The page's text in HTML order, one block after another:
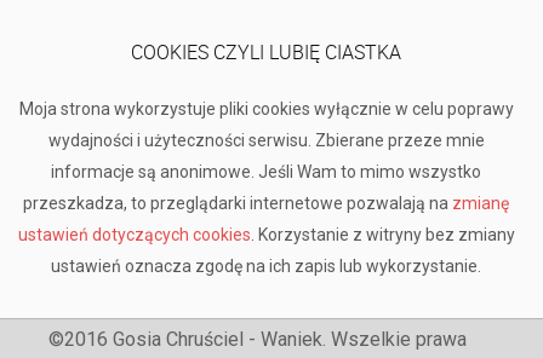
COOKIES CZYLI LUBIĘ CIASTKA
Moja strona wykorzystuje pliki cookies wyłącznie w celu poprawy
wydajności i użyteczności serwisu. Zbierane przeze mnie
informacje są anonimowe. Jeśli Wam to mimo wszystko
przeszkadza, to przeglądarki internetowe pozwalają na zmianę
ustawień dotyczących cookies . Korzystanie z witryny bez zmiany
ustawień oznacza zgodę na ich zapis lub wykorzystanie.
©2016 Gosia Chruściel - Waniek. Wszelkie prawa